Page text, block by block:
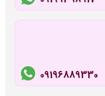
09196889330